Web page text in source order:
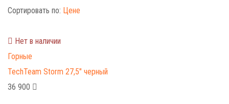
Сортировать по: Цене
Нет в наличии
Горные
TechTeam Storm 27,5" черный
36 900